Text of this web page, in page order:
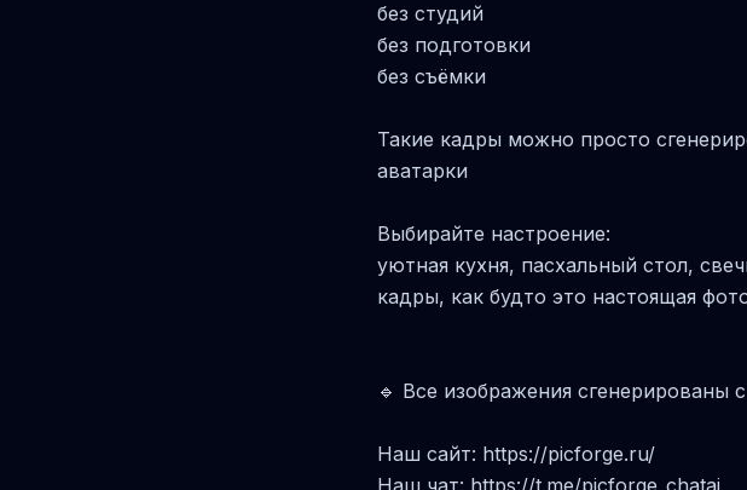
без студий
без подготовки
без съёмки
Такие кадры можно просто
аватарки
Выбирайте настроение:
уютная кухня, пасхальный стол,
кадры, как будто это настоящая
🔹 Все изображения
Наш сайт: https://picforge.ru/
Наш чат: https://t.me/picforge_chatai